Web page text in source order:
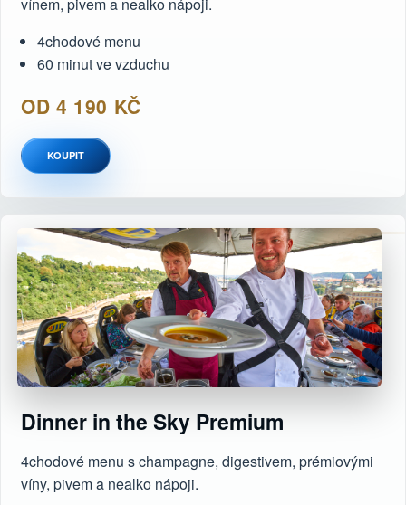
4chodové menu
60 minut ve vzduchu
OD 4 190 KČ
KOUPIT
Dinner in the Sky Premium
4chodové menu s champagne, digestivem, prémiovými
víny, pivem a nealko nápoji.